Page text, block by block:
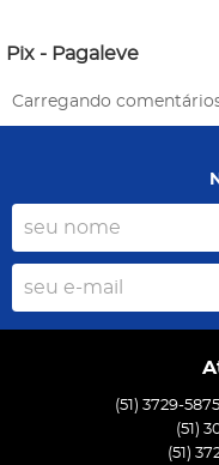
Pix - Pagaleve
Carregando comentários
(51) 3729-
(51)
(51)